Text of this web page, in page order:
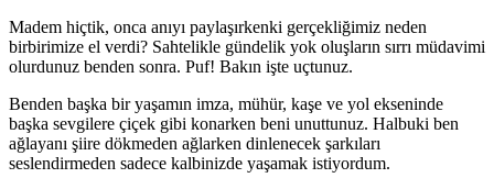
Madem hiçtik, onca anıyı paylaşırkenki gerçekliğimiz neden
birbirimize el verdi? Sahtelikle gündelik yok oluşların sırrı müdavimi
olurdunuz benden sonra. Puf! Bakın işte uçtunuz.
Benden başka bir yaşamın imza, mühür, kaşe ve yol ekseninde
başka sevgilere çiçek gibi konarken beni unuttunuz. Halbuki ben
ağlayanı şiire dökmeden ağlarken dinlenecek şarkıları
seslendirmeden sadece kalbinizde yaşamak istiyordum.